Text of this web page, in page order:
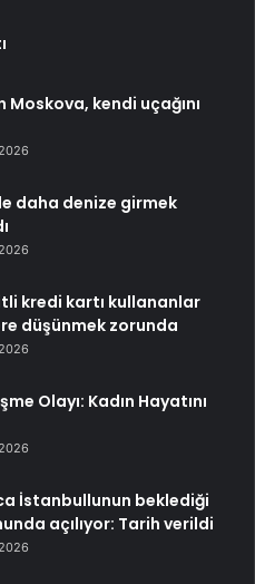
Moskova, kendi uçağını
daha denize girmek
kredi kartı kullananlar
düşünmek zorunda
Olayı: Kadın Hayatını
İstanbullunun beklediği
açılıyor: Tarih verildi